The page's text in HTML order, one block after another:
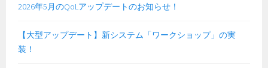
2026年5月のQoLアップデートのお知らせ！
【大型アップデート】新システム「ワークショップ」の実
装！